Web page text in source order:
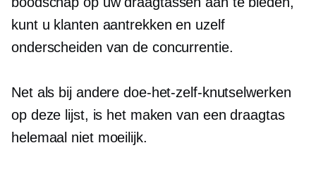
kunt u klanten aantrekken en uzelf
onderscheiden van de concurrentie.
Net als bij andere doe-het-zelf-knutselwerken
op deze lijst, is het maken van een draagtas
helemaal niet moeilijk.